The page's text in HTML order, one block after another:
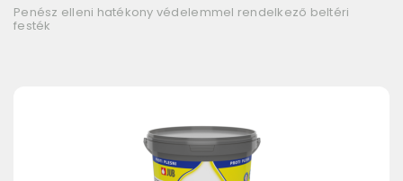
Penész elleni hatékony védelemmel rendelkező beltéri
festék